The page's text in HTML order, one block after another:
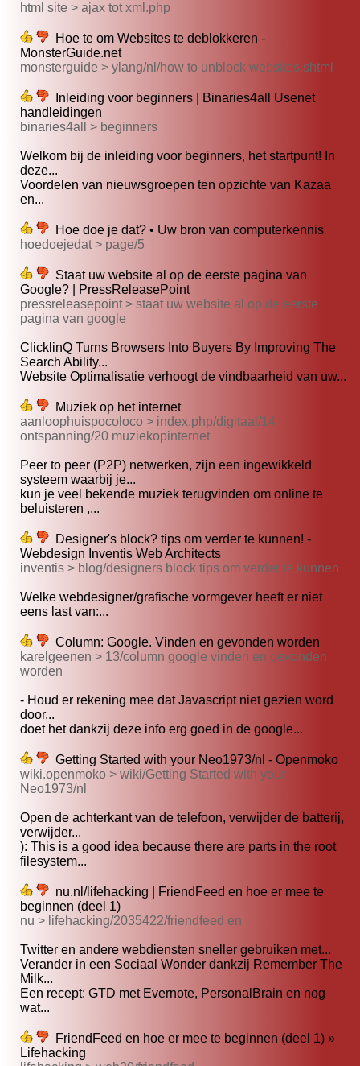
html site > ajax tot xml.php
Hoe te om Websites te deblokkeren -
MonsterGuide.net
monsterguide > ylang/nl/how to unblock websites.shtml
Inleiding voor beginners | Binaries4all Usenet
handleidingen
binaries4all > beginners
Welkom bij de inleiding voor beginners, het startpunt! In
deze...
Voordelen van nieuwsgroepen ten opzichte van Kazaa
en...
Hoe doe je dat? • Uw bron van computerkennis
hoedoejedat > page/5
Staat uw website al op de eerste pagina van
Google? | PressReleasePoint
pressreleasepoint > staat uw website al op de eerste
pagina van google
ClicklinQ Turns Browsers Into Buyers By Improving The
Search Ability...
Website Optimalisatie verhoogt de vindbaarheid van uw...
Muziek op het internet
aanloophuispocoloco > index.php/digitaal/14
ontspanning/20 muziekopinternet
Peer to peer (P2P) netwerken, zijn een ingewikkeld
systeem waarbij je...
kun je veel bekende muziek terugvinden om online te
beluisteren ,...
Designer's block? tips om verder te kunnen! -
Webdesign Inventis Web Architects
inventis > blog/designers block tips om verder te kunnen
Welke webdesigner/grafische vormgever heeft er niet
eens last van:...
Column: Google. Vinden en gevonden worden
karelgeenen > 13/column google vinden en gevonden
worden
- Houd er rekening mee dat Javascript niet gezien word
door...
doet het dankzij deze info erg goed in de google...
Getting Started with your Neo1973/nl - Openmoko
wiki.openmoko > wiki/Getting Started with your
Neo1973/nl
Open de achterkant van de telefoon, verwijder de batterij,
verwijder...
): This is a good idea because there are parts in the root
filesystem...
nu.nl/lifehacking | FriendFeed en hoe er mee te
beginnen (deel 1)
nu > lifehacking/2035422/friendfeed en
Twitter en andere webdiensten sneller gebruiken met...
Verander in een Sociaal Wonder dankzij Remember The
Milk...
Een recept: GTD met Evernote, PersonalBrain en nog
wat...
FriendFeed en hoe er mee te beginnen (deel 1) »
Lifehacking